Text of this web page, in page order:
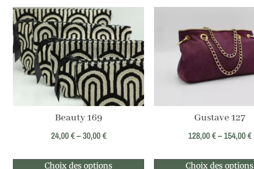
Beauty 169
24,00€–30,00€
Choix des options
Gustave 127
128,00€–154,00€
Choix des options